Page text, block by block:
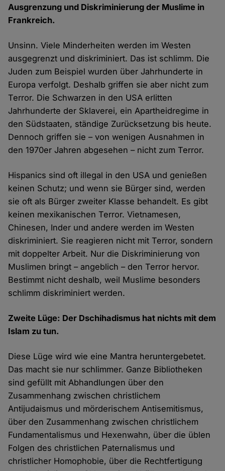
Ausgrenzung und Diskriminierung der Muslime in
Frankreich.
Unsinn. Viele Minderheiten werden im Westen
ausgegrenzt und diskriminiert. Das ist schlimm. Die
Juden zum Beispiel wurden über Jahrhunderte in
Europa verfolgt. Deshalb griffen sie aber nicht zum
Terror. Die Schwarzen in den USA erlitten
Jahrhunderte der Sklaverei, ein Apartheidregime in
den Südstaaten, ständige Zurücksetzung bis heute.
Dennoch griffen sie – von wenigen Ausnahmen in
den 1970er Jahren abgesehen – nicht zum Terror.
Hispanics sind oft illegal in den USA und genießen
keinen Schutz; und wenn sie Bürger sind, werden
sie oft als Bürger zweiter Klasse behandelt. Es gibt
keinen mexikanischen Terror. Vietnamesen,
Chinesen, Inder und andere werden im Westen
diskriminiert. Sie reagieren nicht mit Terror, sondern
mit doppelter Arbeit. Nur die Diskriminierung von
Muslimen bringt – angeblich – den Terror hervor.
Bestimmt nicht deshalb, weil Muslime besonders
schlimm diskriminiert werden.
Zweite Lüge: Der Dschihadismus hat nichts mit dem
Islam zu tun.
Diese Lüge wird wie eine Mantra heruntergebetet.
Das macht sie nur schlimmer. Ganze Bibliotheken
sind gefüllt mit Abhandlungen über den
Zusammenhang zwischen christlichem
Antijudaismus und mörderischem Antisemitismus,
über den Zusammenhang zwischen christlichem
Fundamentalismus und Hexenwahn, über die üblen
Folgen des christlichen Paternalismus und
christlicher Homophobie, über die Rechtfertigung